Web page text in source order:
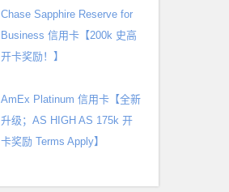
Chase Sapphire Reserve for
Business 信用卡【200k 史高
开卡奖励！】
AmEx Platinum 信用卡【全新
升级；AS HIGH AS 175k 开
卡奖励 Terms Apply】